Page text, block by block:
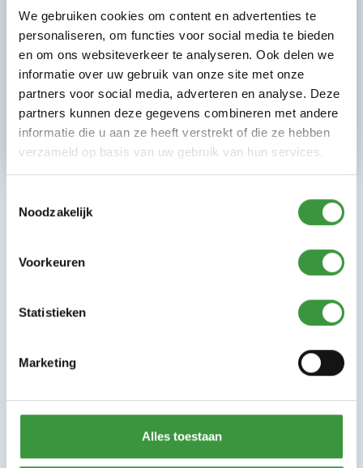
We gebruiken cookies om content en advertenties te
personaliseren, om functies voor social media te bieden
en om ons websiteverkeer te analyseren. Ook delen we
informatie over uw gebruik van onze site met onze
partners voor social media, adverteren en analyse. Deze
partners kunnen deze gegevens combineren met andere
informatie die u aan ze heeft verstrekt of die ze hebben
verzameld op basis van uw gebruik van hun services.
Noodzakelijk
Voorkeuren
Statistieken
Marketing
Alles toestaan
Gratis Wifi
Schoolreisjes
Aparte ruimte te huur
Kom jij ook naar ons indoor
Monkey Town Maarssen